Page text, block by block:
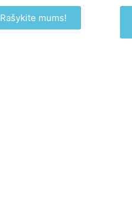
Rašykite mums!